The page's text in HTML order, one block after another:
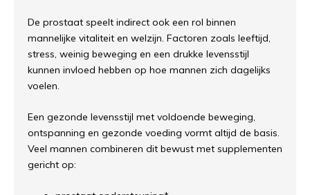
De prostaat speelt indirect ook een rol binnen
mannelijke vitaliteit en welzijn. Factoren zoals leeftijd,
stress, weinig beweging en een drukke levensstijl
kunnen invloed hebben op hoe mannen zich dagelijks
voelen.
Een gezonde levensstijl met voldoende beweging,
ontspanning en gezonde voeding vormt altijd de basis.
Veel mannen combineren dit bewust met supplementen
gericht op: